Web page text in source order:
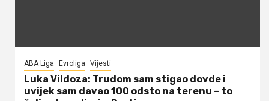
ABA Liga Evroliga Vijesti
Luka Vildoza: Trudom sam stigao dovde i
uvijek sam davao 100 odsto na terenu – to